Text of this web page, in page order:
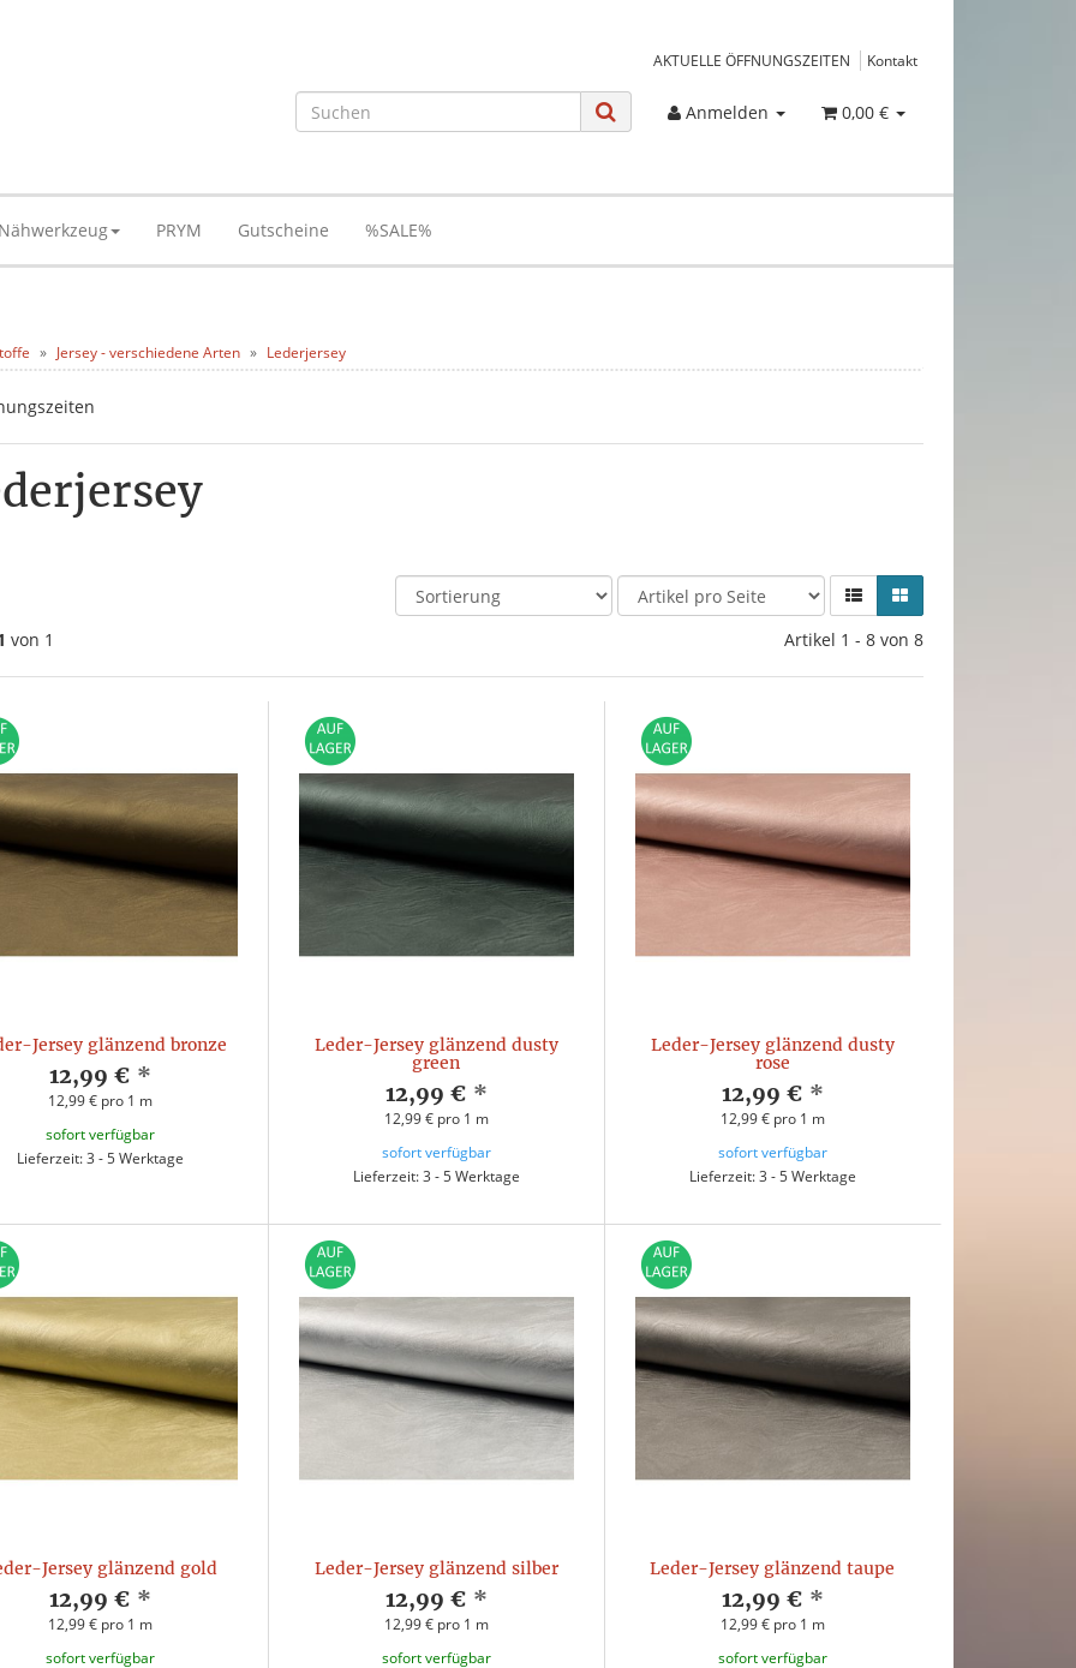
AKTUELLE ÖFFNUNGSZEITEN Kontakt
Anmelden 0,00 €
PRYM Gutscheine %SALE%
Jersey - verschiedene Arten Lederjersey
von 1 Artikel 1 - 8 von 8
Jersey glänzend bronze
12,99 € *
12,99 € pro 1 m
sofort verfügbar
Lieferzeit: 3 - 5 Werktage
Leder-Jersey glänzend dusty
green
12,99 € *
12,99 € pro 1 m
sofort verfügbar
Lieferzeit: 3 - 5 Werktage
Leder-Jersey glänzend dusty
rose
12,99 € *
12,99 € pro 1 m
sofort verfügbar
Lieferzeit: 3 - 5 Werktage
Jersey glänzend gold
12,99 € *
12,99 € pro 1 m
sofort verfügbar
Leder-Jersey glänzend silber
12,99 € *
12,99 € pro 1 m
sofort verfügbar
Leder-Jersey glänzend taupe
12,99 € *
12,99 € pro 1 m
sofort verfügbar